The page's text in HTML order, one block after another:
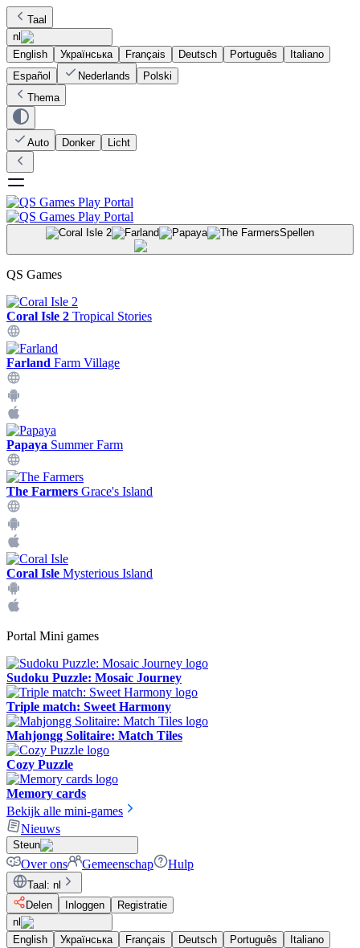
Taal
nl
English
Українська Français Deutsch Português
Italiano
Español
Nederlands
Polski
Thema
Auto Donker Licht
Spellen
QS Games
Coral Isle 2 Tropical Stories
Farland Farm Village
Papaya Summer Farm
The Farmers Grace's Island
Coral Isle Mysterious Island
Portal Mini games
Sudoku Puzzle: Mosaic Journey
Triple match: Sweet Harmony
Mahjongg Solitaire: Match Tiles
Cozy Puzzle
Memory cards
Bekijk alle mini-games
Nieuws
Steun
Over ons Gemeenschap Hulp
Taal : nl
Delen
Inloggen
Registratie
nl
English
Українська Français Deutsch Português
Italiano